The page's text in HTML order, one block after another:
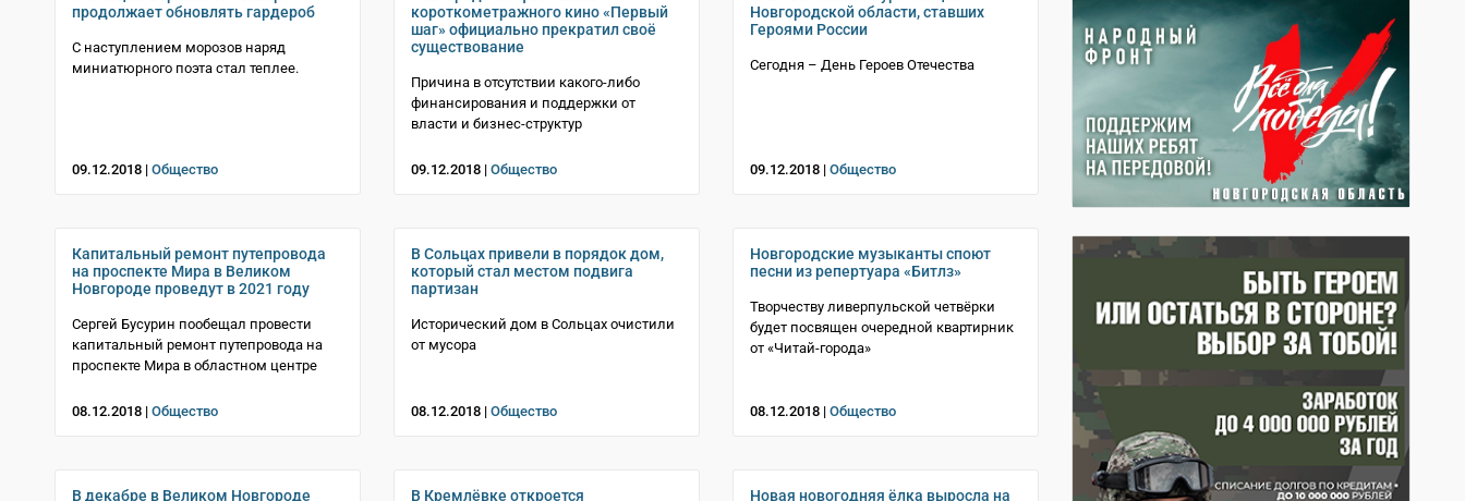
продолжает обновлять гардероб
С наступлением морозов наряд
миниатюрного поэта стал теплее.
09.12.2018 | Общество
короткометражного кино «Первый
шаг» официально прекратил своё
существование
Причина в отсутствии какого-либо
финансирования и поддержки от
власти и бизнес-структур
09.12.2018 | Общество
Новгородской области, ставших
Героями России
Сегодня – День Героев Отечества
09.12.2018 | Общество
Капитальный ремонт путепровода
на проспекте Мира в Великом
Новгороде проведут в 2021 году
Сергей Бусурин пообещал провести
капитальный ремонт путепровода на
проспекте Мира в областном центре
08.12.2018 | Общество
В Сольцах привели в порядок дом,
который стал местом подвига
партизан
Исторический дом в Сольцах очистили
от мусора
08.12.2018 | Общество
Новгородские музыканты споют
песни из репертуара «Битлз»
Творчеству ливерпульской четвёрки
будет посвящен очередной квартирник
от «Читай-города»
08.12.2018 | Общество
В декабре в Великом Новгороде
В Кремлёвке откроется
Новая новогодняя ёлка выросла на